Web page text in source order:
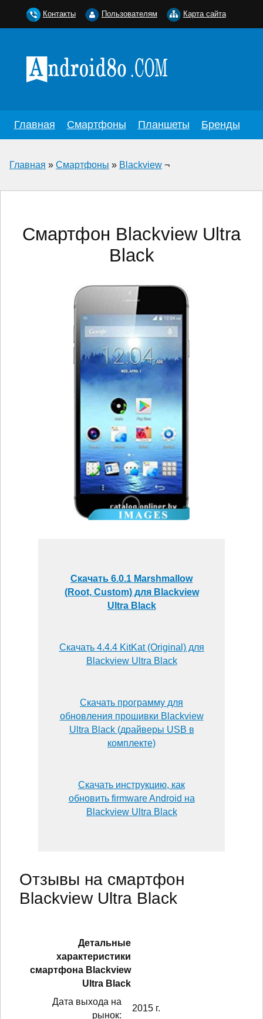
Главная Смартфоны Планшеты Бренды
Главная » Смартфоны » Blackview ¬
Смартфон Blackview Ultra
Black
Скачать 6.0.1 Marshmallow
(Root, Custom) для Blackview
Ultra Black
Скачать 4.4.4 KitKat (Original) для
Blackview Ultra Black
Скачать программу для
обновления прошивки Blackview
Ultra Black (драйверы USB в
комплекте)
Скачать инструкцию, как
обновить firmware Android на
Blackview Ultra Black
Отзывы на смартфон
Blackview Ultra Black
Детальные
характеристики
смартфонa Blackview
Ultra Black
Дата выхода на
рынок:
2015 г.
Контакты Пользователям Карта сайта